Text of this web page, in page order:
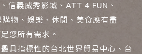
信義威秀影城、ATT 4 FUN、
物、娛樂、休閒、美食應有盡
您所有需求。
具指標性的台北世界貿易中心、台